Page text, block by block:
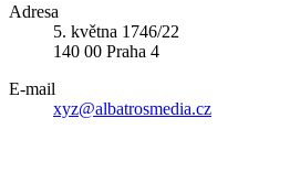
Adresa
5. května 1746/22
140 00 Praha 4
E-mail
xyz@albatrosmedia.cz